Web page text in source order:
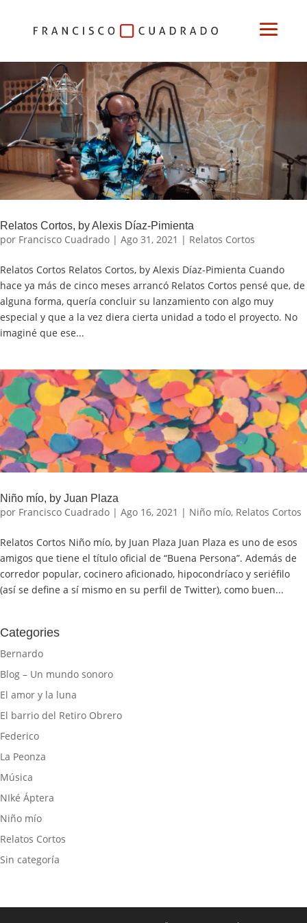
Relatos Cortos, by Alexis Díaz-Pimienta
por Francisco Cuadrado | Ago 31, 2021 | Relatos Cortos
Relatos Cortos Relatos Cortos, by Alexis Díaz-Pimienta Cuando
hace ya más de cinco meses arrancó Relatos Cortos pensé que, de
alguna forma, quería concluir su lanzamiento con algo muy
especial y que a la vez diera cierta unidad a todo el proyecto. No
imaginé que ese...
Niño mío, by Juan Plaza
por Francisco Cuadrado | Ago 16, 2021 | Niño mío, Relatos Cortos
Relatos Cortos Niño mío, by Juan Plaza Juan Plaza es uno de esos
amigos que tiene el título oficial de “Buena Persona”. Además de
corredor popular, cocinero aficionado, hipocondríaco y seriéfilo
(así se define a sí mismo en su perfil de Twitter), como buen...
Categories
Bernardo
Blog – Un mundo sonoro
El amor y la luna
El barrio del Retiro Obrero
Federico
La Peonza
Música
NIké Áptera
Niño mío
Relatos Cortos
Sin categoría